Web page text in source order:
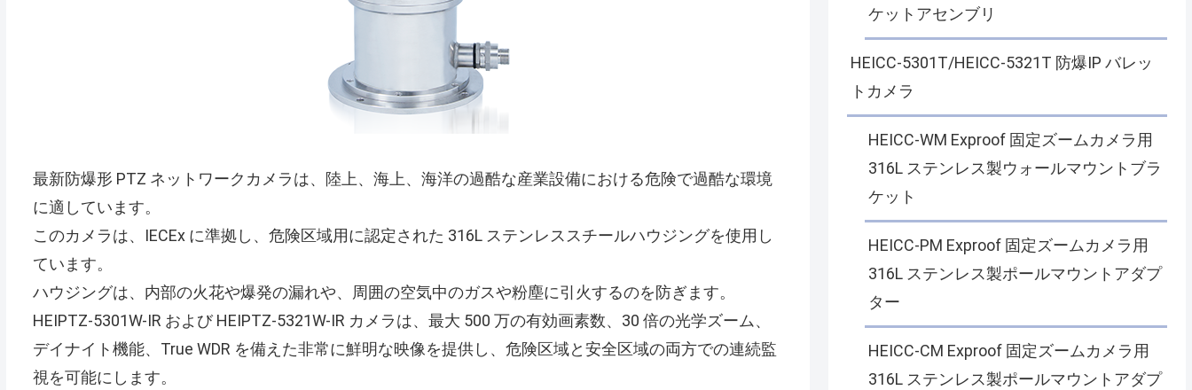
最新防爆形 PTZ ネットワークカメラは、陸上、海上、海洋の過酷な産業設備における危険で過酷な環境
に適しています。
このカメラは、IECEx に準拠し、危険区域用に認定された 316L ステンレススチールハウジングを使用し
ています。
ハウジングは、内部の火花や爆発の漏れや、周囲の空気中のガスや粉塵に引火するのを防ぎます。
HEIPTZ-5301W-IR および HEIPTZ-5321W-IR カメラは、最大 500 万の有効画素数、30 倍の光学ズーム、
デイナイト機能、True WDR を備えた非常に鮮明な映像を提供し、危険区域と安全区域の両方での連続監
視を可能にします。
ケットアセンブリ
HEICC-5301T/HEICC-5321T 防爆IP バレッ
トカメラ
HEICC-WM Exproof 固定ズームカメラ用
316L ステンレス製ウォールマウントブラ
ケット
HEICC-PM Exproof 固定ズームカメラ用
316L ステンレス製ポールマウントアダプ
ター
HEICC-CM Exproof 固定ズームカメラ用
316L ステンレス製ポールマウントアダプ